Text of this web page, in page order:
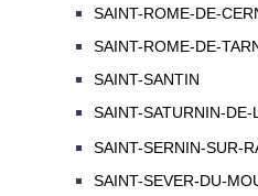
SAINT-ROME-DE-
SAINT-ROME-DE-
SAINT-SANTIN
SAINT-SATURNIN-DE-
SAINT-SERNIN-SUR-
SAINT-SEVER-DU-